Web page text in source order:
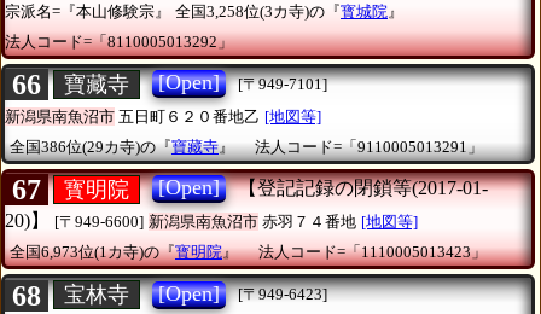
宗派名=『本山修験宗』
全国3,258位(3カ寺)の『寳城院 』
法人コード=「8110005013292」
66 寶藏寺 [Open]
[〒949-7101]
新潟県南魚沼市 五日町６２０番地乙 [地図等]
全国386位(29カ寺)の『寶藏寺』 法人コード=「9110005013291」
67 寳明院 [Open]
【登記記録の閉鎖等(2017-01-
20)】
[〒949-6600] 新潟県南魚沼市 赤羽７４番地 [地図等]
全国6,973位(1カ寺)の『寳明院』 法人コード=「1110005013423」
68 宝林寺 [Open]
[〒949-6423]